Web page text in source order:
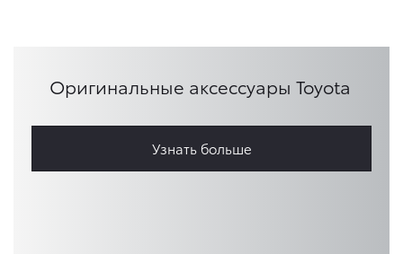
Оригинальные аксессуары Toyota
Узнать больше